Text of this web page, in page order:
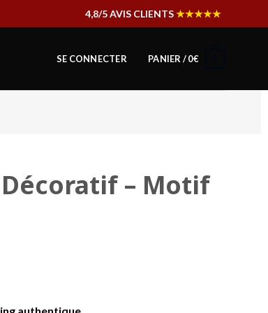
4,8/5 AVIS CLIENTS★★★★★
SE CONNECTER PANIER /0€
– Motif